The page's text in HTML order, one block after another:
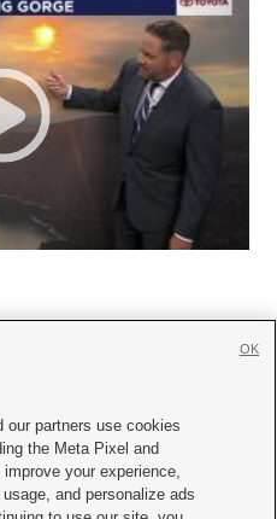
Us|Careers with KSL.com
Consent Viewing Policy
partners use cookies
the Meta Pixel and
your experience,
and personalize ads
OK